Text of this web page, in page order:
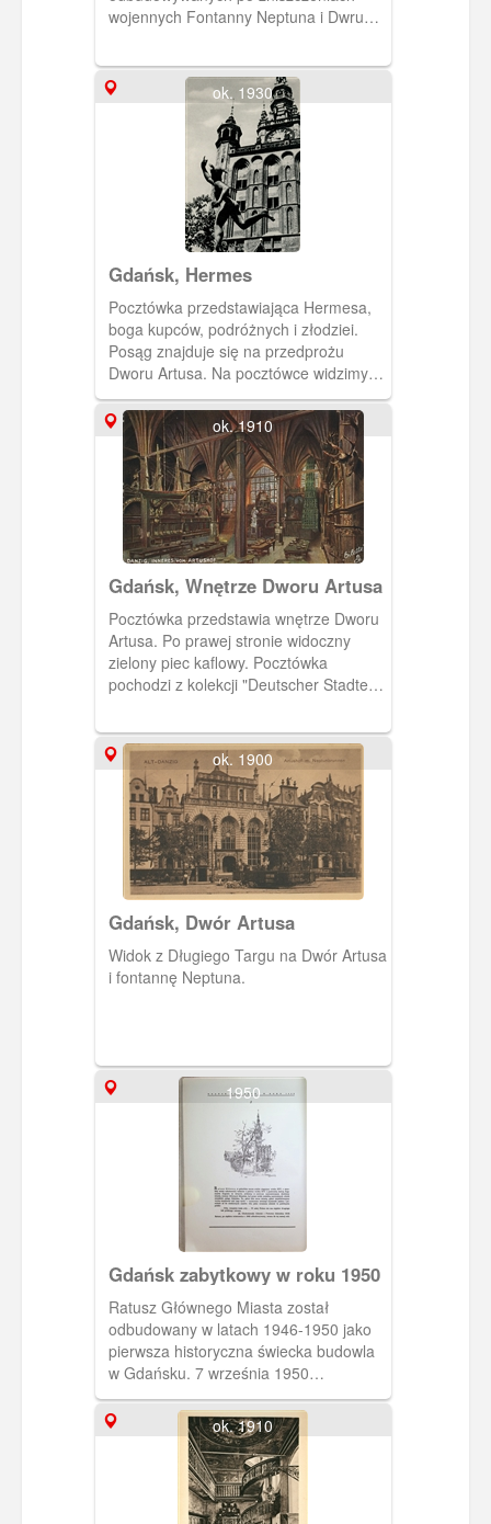
wojennych Fontanny Neptuna i Dwru
ok. 1930
Gdańsk, Hermes
Pocztówka przedstawiająca Hermesa,
boga kupców, podróżnych i złodziei.
Posąg znajduje się na przedprożu
Dworu Artusa. Na pocztówce widzimy
ujęcie z Ratuszem Głównego Miasta w
tle. Pocztówka pochodzi z kalendarza
"Danzig im Bild" na rok 1960, zdjęcie
wykonano przed wojną.
ok. 1910
Gdańsk, Wnętrze Dworu Artusa
Pocztówka przedstawia wnętrze Dworu
Artusa. Po prawej stronie widoczny
zielony piec kaflowy. Pocztówka
pochodzi z kolekcji "Deutscher Stadte"
Berlina.
ok. 1900
Gdańsk, Dwór Artusa
Widok z Długiego Targu na Dwór Artusa
i fontannę Neptuna.
1950
Gdańsk zabytkowy w roku 1950
Ratusz Głównego Miasta został
odbudowany w latach 1946-1950 jako
pierwsza historyczna świecka budowla
w Gdańsku. 7 września 1950
postawiono na szczycie pozłocony
posąg (2,5 kg złota decyzją Bolesława
Bieruta) króla Zygmunta Augusta.
ok. 1910